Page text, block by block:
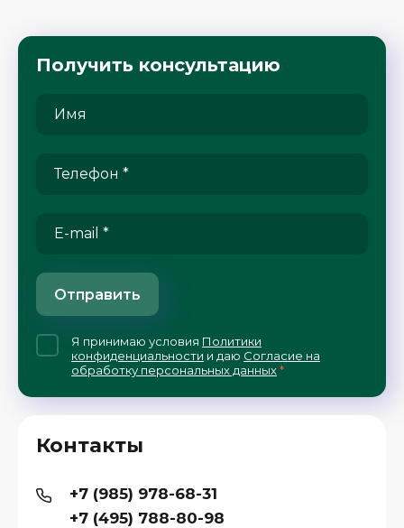
Контакты
+7 (985) 978-68-31
+7 (495) 788-80-98
Получить консультацию
Я принимаю условия Политики
конфиденциальности и даю Согласие на
обработку персональных данных*
Отправить